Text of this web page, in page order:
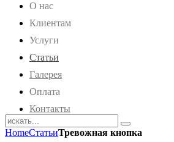
О нас
Клиентам
Услуги
Статьи
Галерея
Оплата
Контакты
HomeСтатьиТревожная кнопка